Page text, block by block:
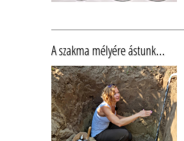
A szakma mélyére ástunk...